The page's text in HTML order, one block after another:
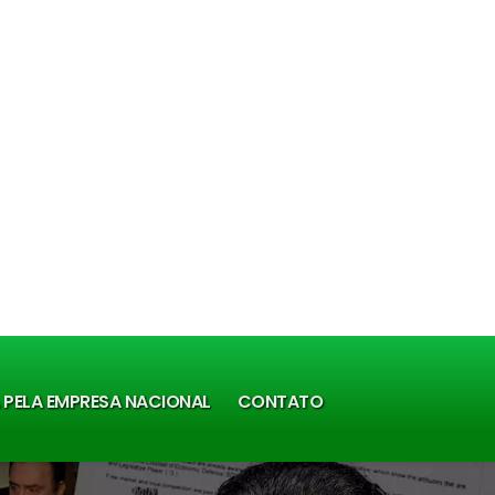
EMPRESA NACIONAL CONTATO